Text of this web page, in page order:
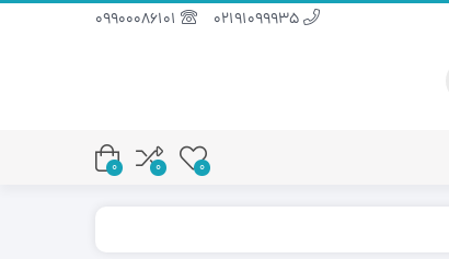
0
0
0